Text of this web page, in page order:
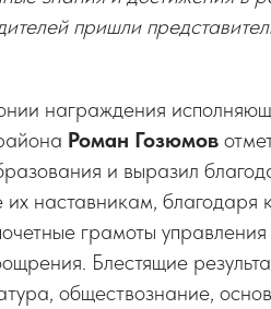
пришли
награждения
Роман Гозюмов
и выразил
наставникам, благодаря
грамоты
Блестящие
обществознание,